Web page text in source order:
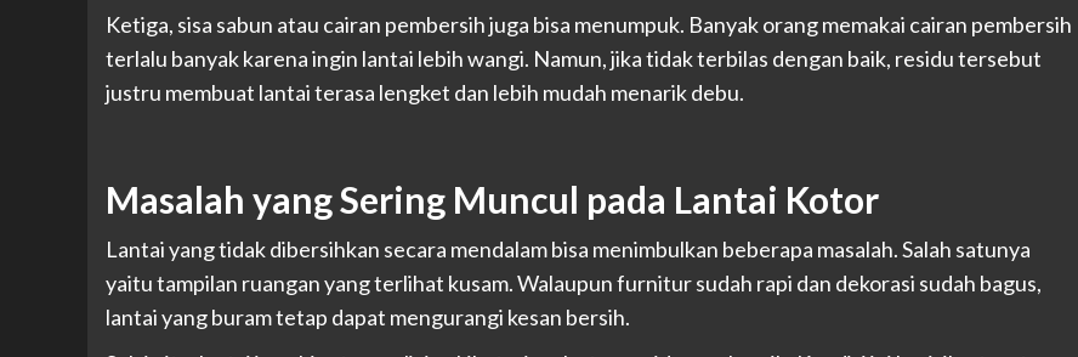
Ketiga, sisa sabun atau cairan pembersih juga bisa menumpuk. Banyak orang memakai cairan pembersih
terlalu banyak karena ingin lantai lebih wangi. Namun, jika tidak terbilas dengan baik, residu tersebut
justru membuat lantai terasa lengket dan lebih mudah menarik debu.
Masalah yang Sering Muncul pada Lantai Kotor
Lantai yang tidak dibersihkan secara mendalam bisa menimbulkan beberapa masalah. Salah satunya
yaitu tampilan ruangan yang terlihat kusam. Walaupun furnitur sudah rapi dan dekorasi sudah bagus,
lantai yang buram tetap dapat mengurangi kesan bersih.